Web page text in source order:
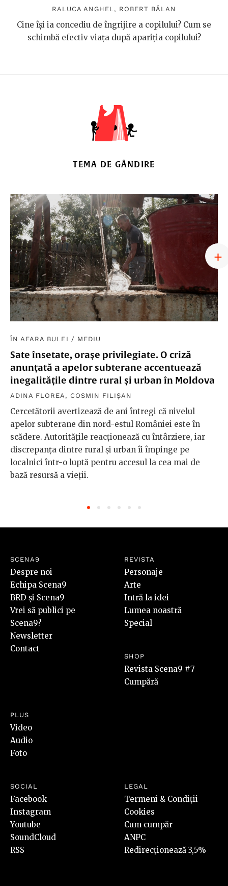
RALUCA ANGHEL, ROBERT BĂLAN
Cine își ia concediu de îngrijire a copilului? Cum se
schimbă efectiv viața după apariția copilului?
TEMA DE GÂNDIRE
ÎN AFARA BULEI / MEDIU
Sate însetate, orașe privilegiate. O criză
anunțată a apelor subterane accentuează
inegalitățile dintre rural și urban în Moldova
ADINA FLOREA , COSMIN FILIȘAN
Cercetătorii avertizează de ani întregi că nivelul
apelor subterane din nord-estul României este în
scădere. Autoritățile reacționează cu întârziere, iar
discrepanța dintre rural și urban îi împinge pe
localnici într-o luptă pentru accesul la cea mai de
bază resursă a vieții.
SCENA9
Despre noi
Echipa Scena9
BRD și Scena9
Vrei să publici pe
Scena9?
Newsletter
Contact
REVISTA
Personaje
Arte
Intră la idei
Lumea noastră
Special
SHOP
Revista Scena9 #7
Cumpără
PLUS
Video
Audio
Foto
SOCIAL
Facebook
Instagram
Youtube
SoundCloud
RSS
LEGAL
Termeni & Condiții
Cookies
Cum cumpăr
ANPC
Redirecționează 3,5%